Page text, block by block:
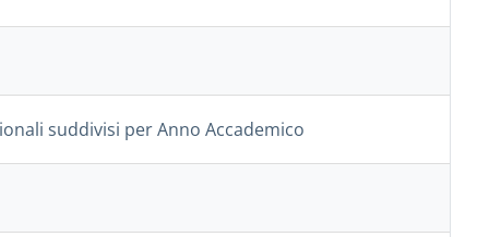
suddivisi per Anno Accademico